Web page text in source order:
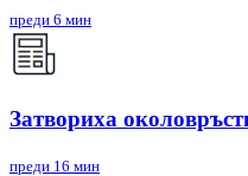
преди 6 мин
Затвориха
преди 16 мин